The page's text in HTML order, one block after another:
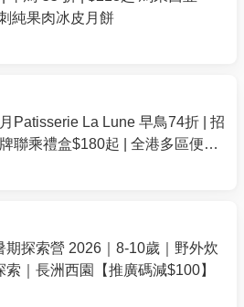
將於展會首日（8 月 21 日）假
技領袖，共建「全民 AI」實踐
天推出《科普智能世代》全港
領本地師生與親子家庭踏入數
純果肉冰皮月餅
Patisserie La Lune 早鳥74折 | 招
聯乘禮盒$180起 | 全港多區便利
期探索營 2026｜8-10歲｜野外炊
｜長洲西園【推廣碼減$100】